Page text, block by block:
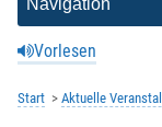
Vorlesen
Start Aktuelle